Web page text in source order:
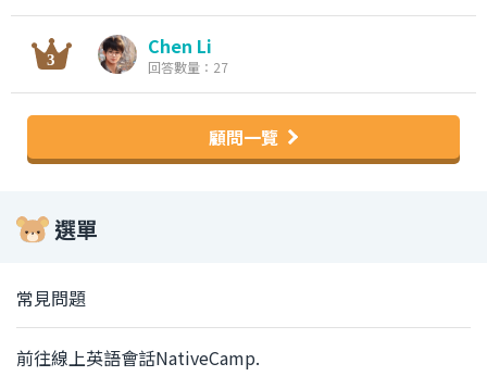
Chen Li
回答數量：27
顧問一覽
選單
常見問題
前往線上英語會話NativeCamp.